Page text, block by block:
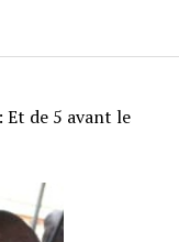
Et de 5 avant le